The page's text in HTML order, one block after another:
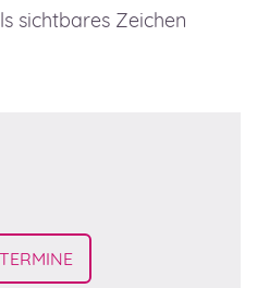
sichtbares Zeichen